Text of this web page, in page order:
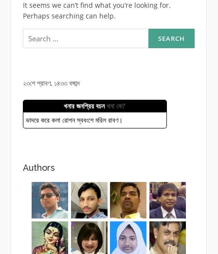
It seems we can’t find what you’re looking for.
Perhaps searching can help.
Search
for:
২৩শে শ্রাবণ, ১৪৩৩ বঙ্গাব্দ
খনার জনপ্রিয় বচনখনা কে?
ভাদরে করে কলা রোপন স্ববংশে মরিল রাবণ।
Authors